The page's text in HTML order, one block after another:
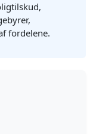
fordelene.